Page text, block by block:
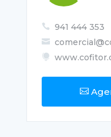
 941 444 353


